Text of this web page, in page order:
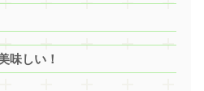
味しい！